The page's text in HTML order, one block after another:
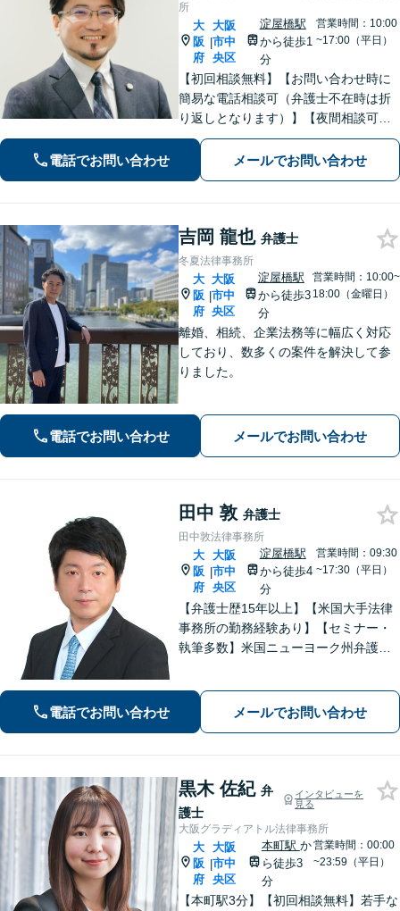
所
大
阪
府
|
大阪
市中
央区
淀屋橋駅
から徒歩1
分
営業時間：10:00
~17:00（平日）
【初回相談無料】【お問い合わせ時に
簡易な電話相談可（弁護士不在時は折
り返しとなります）】【夜間相談可】
依頼者さまの悩み・不安に寄り添い、
精神的な負担も軽減できるよう努めて
まいります。解決見込みや弁護士費用
電話でお問い合わせ メールでお問い合わせ
吉岡 龍也 弁護士
冬夏法律事務所
大
阪
府
|
大阪
市中
央区
淀屋橋駅
から徒歩3
分
営業時間：10:00~
18:00（金曜日）
離婚、相続、企業法務等に幅広く対応
しており、数多くの案件を解決して参
りました。
電話でお問い合わせ メールでお問い合わせ
田中 敦 弁護士
田中敦法律事務所
大
阪
府
|
大阪
市中
央区
淀屋橋駅
から徒歩4
分
営業時間：09:30
~17:30（平日）
【弁護士歴15年以上】【米国大手法律
事務所の勤務経験あり】【セミナー・
執筆多数】米国ニューヨーク州弁護士
をお受けしておりますので、お気軽に
ご連絡ください。【淀屋橋5分】
電話でお問い合わせ メールでお問い合わせ
黒木 佐紀 弁
護士
インタビューを
見る
大阪グラディアトル法律事務所
大
阪
府
|
大阪
市中
央区
本町駅 か
ら徒歩3
分
営業時間：00:00
~23:59（平日）
【本町駅3分】【初回相談無料】若手な